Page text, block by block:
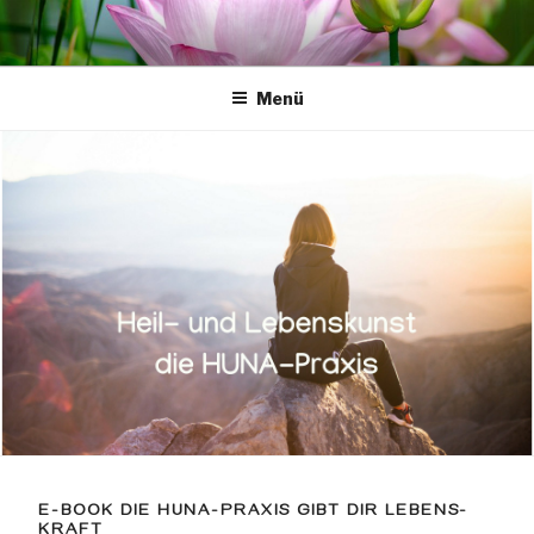
Zum
Inhalt
springen
Menü
E-BOOK DIE HUNA-PRAXIS GIBT DIR LEBENS-